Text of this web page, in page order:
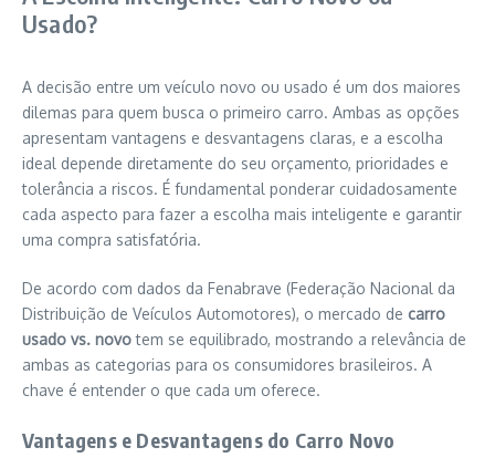
Usado?
A decisão entre um veículo novo ou usado é um dos maiores
dilemas para quem busca o primeiro carro. Ambas as opções
apresentam vantagens e desvantagens claras, e a escolha
ideal depende diretamente do seu orçamento, prioridades e
tolerância a riscos. É fundamental ponderar cuidadosamente
cada aspecto para fazer a escolha mais inteligente e garantir
uma compra satisfatória.
De acordo com dados da Fenabrave (Federação Nacional da
Distribuição de Veículos Automotores), o mercado de carro
usado vs. novotem se equilibrado, mostrando a relevância de
ambas as categorias para os consumidores brasileiros. A
chave é entender o que cada um oferece.
Vantagens e Desvantagens do Carro Novo